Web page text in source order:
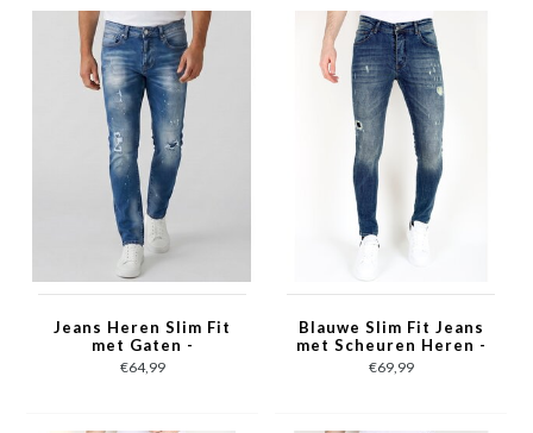
Jeans Heren Slim Fit
met Gaten -
Spijkerbroek Heren
Volwassenen -Stretch
€64,99
Blauwe Slim Fit Jeans
met Scheuren Heren -
MM118- Blauw
€69,99